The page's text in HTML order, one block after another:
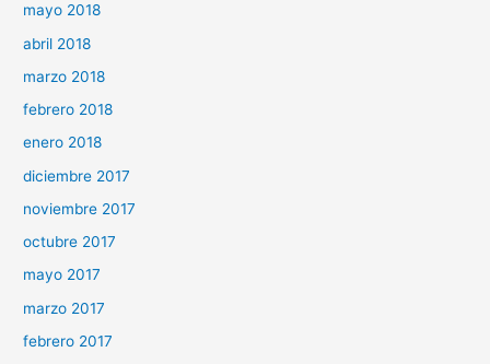
mayo 2018
abril 2018
marzo 2018
febrero 2018
enero 2018
diciembre 2017
noviembre 2017
octubre 2017
mayo 2017
marzo 2017
febrero 2017